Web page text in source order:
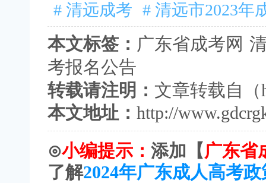
# 清远成考 # 清远市2023年
本文标签： 广东省成考网
考报名公告
转载请注明： 文章转载自（
本文地址： http://
⊙小编提示： 添加【 广东省
了解2024年广东成人高考